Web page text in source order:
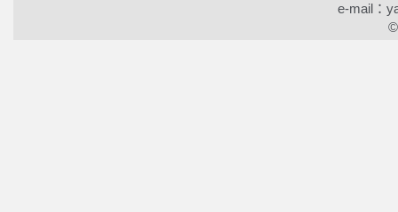
e-mail：